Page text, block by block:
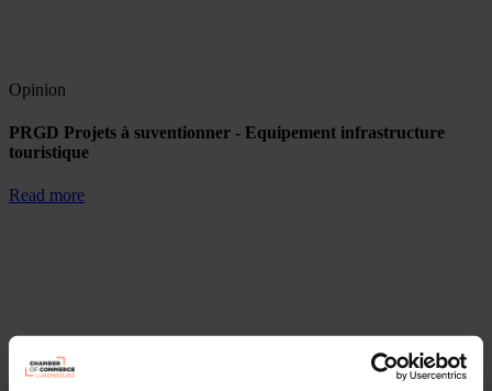
Opinion
PRGD Projets à suventionner - Equipement infrastructure
touristique
Read more